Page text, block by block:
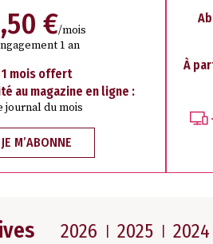
€/mois
1 an
1 mois offert
au magazine en ligne :
journal du mois
JE M’ABONNE
À
2026 2025 2024